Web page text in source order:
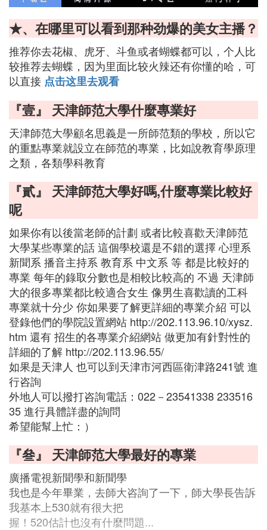
★、在哪里可以看到那种劲爆的美女主播？
推荐你去花椒、虎牙、斗鱼或者蝴蝶都可以，个人比
较推荐去蝴蝶，因为里面比较火辣还有你懂的哈，可
以直接 点击这里去观看
『壹』 天津師范大學什麼專業好
天津師范大學顧名思義是一所師范類的學校，所以它
的重點專業就設立在師范的專業，比如說教育學原理
之類，各類學科教育
『貳』 天津師范大學好嗎,什麼專業比較好
呢
如果你有以後當老師的計劃 或者比較喜歡天津師范
大學某些專業的話 這個學校還是不錯的選擇 心理系
新聞系 播音主持系 教育系 中文系 等 都是比較好的
專業 每年的錄取分數也是相較比較高的 不過 天津師
大的很多專業都比較適合女生 像男生喜歡讀的工科
專業就十分少 你如果要了解更詳細的專業介紹 可以
登錄他們的學院設置網站 http://202.113.96.10/xysz.
htm 還有 招生的各專業介紹網站 做更加有針對性的
詳細的了解 http://202.113.96.55/
如果是天津人 也可以到天津市河西區衛津路241號 進
行咨詢
外地人可以撥打咨詢電話：022－23541338 233516
35 進行具體詳盡的詢問
希望能幫上忙：）
『叄』 天津師范大學最好的專業
廣播電視新聞學和新聞學
我也是今年畢業，去師大咨詢了一下，師大學長告訴
我基本上530就有很大把
握！520估計也沒有什麼問題...